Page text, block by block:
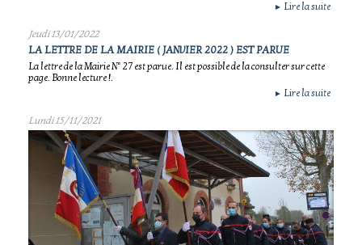
► Lire la suite
Jeudi 13/01/2022
LA LETTRE DE LA MAIRIE ( JANVIER 2022 ) EST PARUE
La lettre de la Mairie N° 27 est parue. Il est possible de la consulter sur cette
page. Bonne lecture !.
► Lire la suite
Lundi 15/11/2021